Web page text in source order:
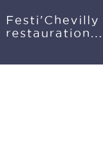
Festi'Chevilly